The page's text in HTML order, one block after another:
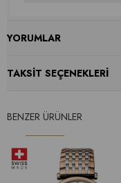
YORUMLAR
TAKSIT SEÇENEKLERI
BENZER ÜRÜNLER